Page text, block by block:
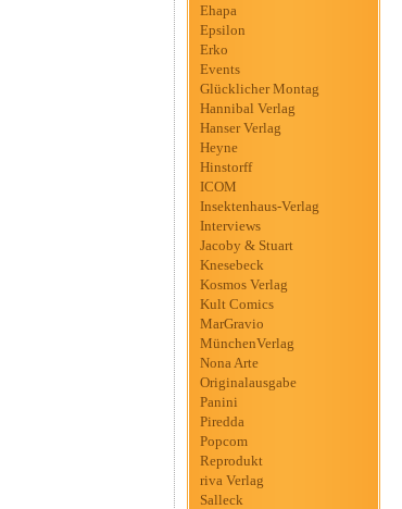
Ehapa
Epsilon
Erko
Events
Glücklicher Montag
Hannibal Verlag
Hanser Verlag
Heyne
Hinstorff
ICOM
Insektenhaus-Verlag
Interviews
Jacoby & Stuart
Knesebeck
Kosmos Verlag
Kult Comics
MarGravio
MünchenVerlag
Nona Arte
Originalausgabe
Panini
Piredda
Popcom
Reprodukt
riva Verlag
Salleck